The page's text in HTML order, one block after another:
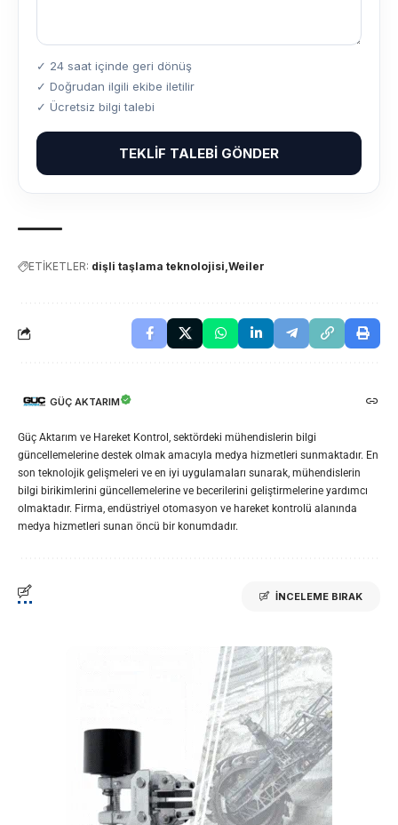
✓ 24 saat içinde geri dönüş
✓ Doğrudan ilgili ekibe iletilir
✓ Ücretsiz bilgi talebi
TEKLIF TALEBI GÖNDER
ETİKETLER: dişli taşlama teknolojisi Weiler
GÜÇ AKTARIM
Güç Aktarım ve Hareket Kontrol, sektördeki mühendislerin bilgi
güncellemelerine destek olmak amacıyla medya hizmetleri sunmaktadır. En
son teknolojik gelişmeleri ve en iyi uygulamaları sunarak, mühendislerin
bilgi birikimlerini güncellemelerine ve becerilerini geliştirmelerine yardımcı
olmaktadır. Firma, endüstriyel otomasyon ve hareket kontrolü alanında
medya hizmetleri sunan öncü bir konumdadır.
İNCELEME BIRAK